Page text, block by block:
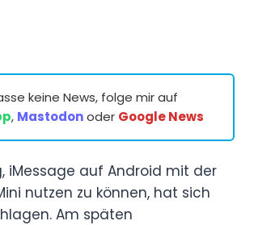
keine News, folge mir auf
, Mastodonoder Google News
iMessage auf Android mit der
nutzen zu können, hat sich
Am späten